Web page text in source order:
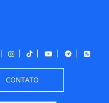
CONTATO